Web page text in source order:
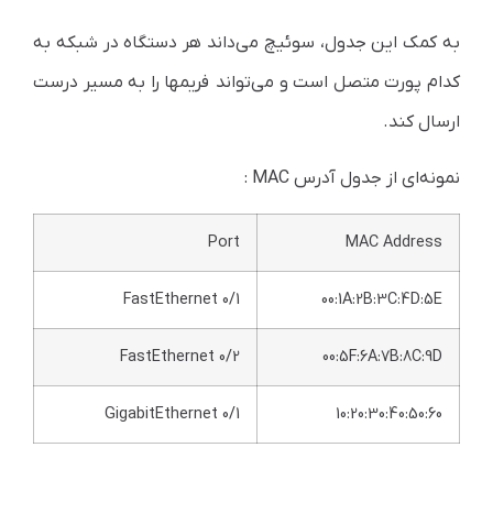
به کمک این جدول، سوئیچ می‌داند هر دستگاه در شبکه به
کدام پورت متصل است و می‌تواند فریمها را به مسیر درست
ارسال کند.
نمونه‌ای از جدول آدرس MAC :
MAC Address
Port
00:1A:2B:3C:4D:5E
FastEthernet 0/1
00:5F:6A:7B:8C:9D
FastEthernet 0/2
10:20:30:40:50:60
GigabitEthernet 0/1